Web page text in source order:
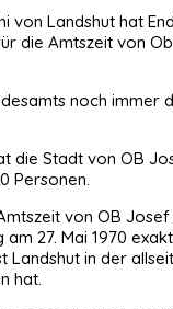
von Landshut hat
die Amtszeit von
noch
die Stadt von OB
Personen.
von OB
27. Mai 1970
Landshut in der
hat.